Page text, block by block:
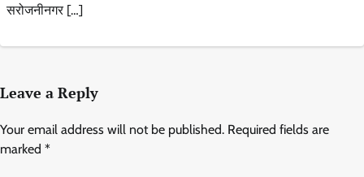
सरोजनीनगर […]
Leave a Reply
Your email address will not be published. Required fields are
marked *